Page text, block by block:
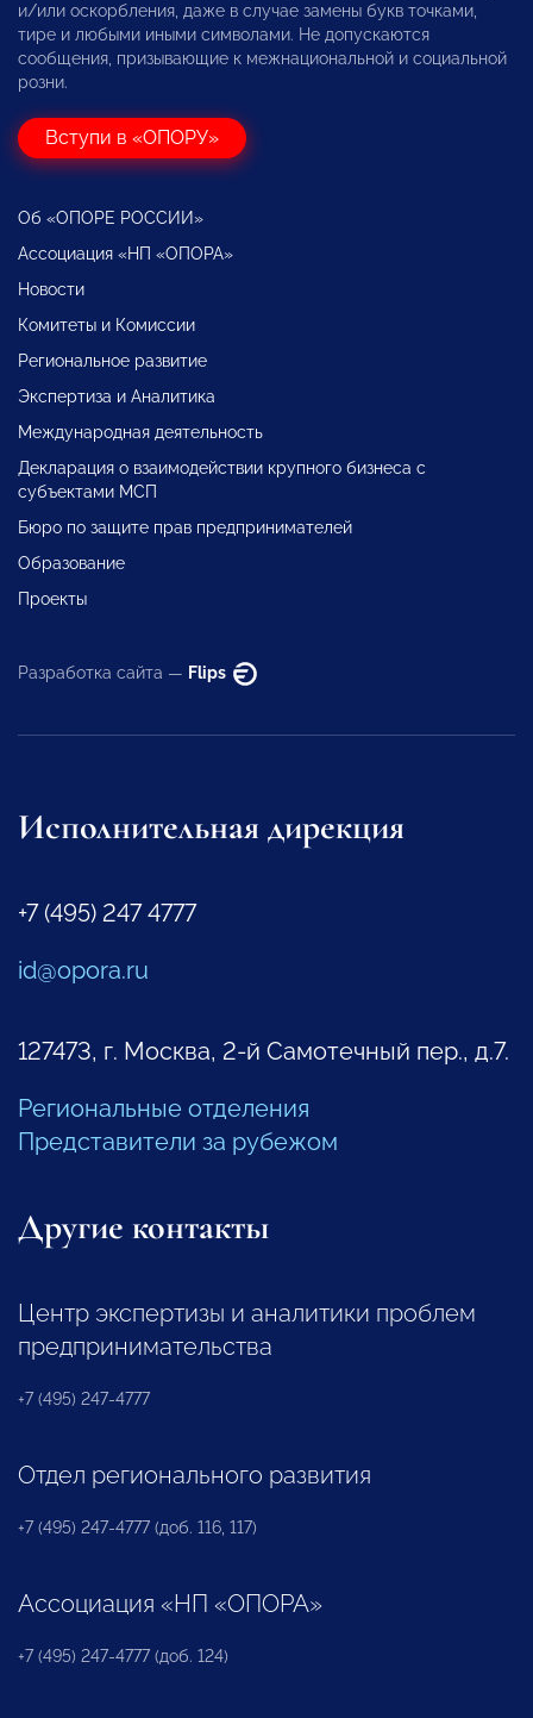
и/или оскорбления, даже в случае замены букв точками,
тире и любыми иными символами. Не допускаются
сообщения, призывающие к межнациональной и социальной
розни.
Вступи в «ОПОРУ»
Об «ОПОРЕ РОССИИ»
Ассоциация «НП «ОПОРА»
Новости
Комитеты и Комиссии
Региональное развитие
Экспертиза и Аналитика
Международная деятельность
Декларация о взаимодействии крупного бизнеса с
субъектами МСП
Бюро по защите прав предпринимателей
Образование
Проекты
Разработка сайта — Flips
Исполнительная дирекция
+7 (495) 247 4777
id@opora.ru
127473, г. Москва, 2-й Самотечный пер., д.7.
Региональные отделения
Представители за рубежом
Другие контакты
Центр экспертизы и аналитики проблем
предпринимательства
+7 (495) 247-4777
Отдел регионального развития
+7 (495) 247-4777 (доб. 116, 117)
Ассоциация «НП «ОПОРА»
+7 (495) 247-4777 (доб. 124)